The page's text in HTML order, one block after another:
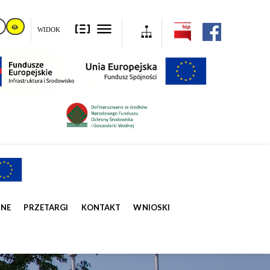
WIDOK
PRZETARGI KONTAKT WNIOSKI